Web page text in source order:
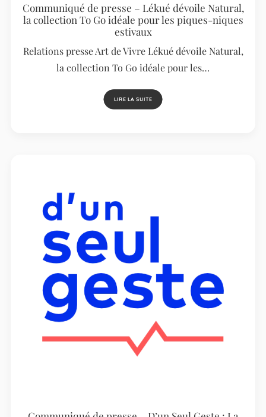
Communiqué de presse – Lékué dévoile Natural,
la collection To Go idéale pour les piques-niques
estivaux
Relations presse Art de Vivre Lékué dévoile Natural,
la collection To Go idéale pour les…
LIRE LA SUITE